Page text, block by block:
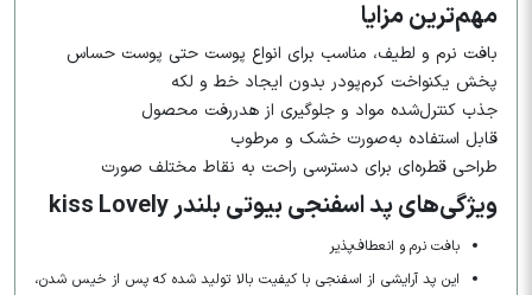
مهم‌ترین مزایا
بافت نرم و لطیف، مناسب برای انواع پوست حتی پوست حساس
پخش یکنواخت کرم‌پودر بدون ایجاد خط و لکه
جذب کنترل‌شده مواد و جلوگیری از هدررفت محصول
قابل استفاده به‌صورت خشک و مرطوب
طراحی قطره‌ای برای دسترسی راحت به نقاط مختلف صورت
ویژگی‌های پد اسفنجی بیوتی بلندر kiss Lovely
بافت نرم و انعطاف‌پذیر
این پد آرایشی از اسفنجی با کیفیت بالا تولید شده که پس از خیس شدن،